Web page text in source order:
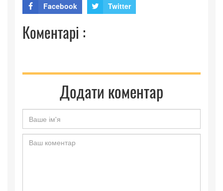
Facebook Twitter
Коментарі :
Додати коментар